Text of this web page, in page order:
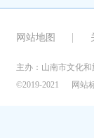
网站地图
主办：山南市文化和
©2019-2021
网站